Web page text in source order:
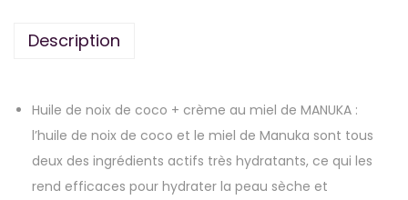
Description
Huile de noix de coco + crème au miel de MANUKA :
l’huile de noix de coco et le miel de Manuka sont tous
deux des ingrédients actifs très hydratants, ce qui les
rend efficaces pour hydrater la peau sèche et